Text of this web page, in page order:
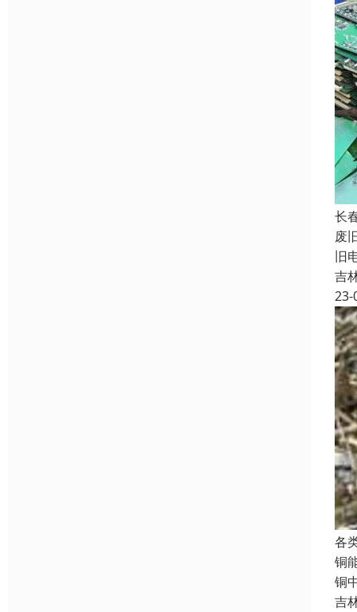
长
废
旧
吉
23-
各
铜
铜
吉